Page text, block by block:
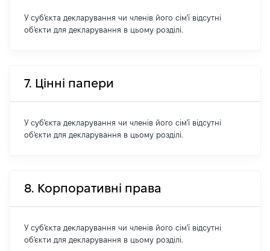
У суб'єкта декларування чи членів його сім'ї відсутні
об'єкти для декларування в цьому розділі.
7. Цінні папери
У суб'єкта декларування чи членів його сім'ї відсутні
об'єкти для декларування в цьому розділі.
8. Корпоративні права
У суб'єкта декларування чи членів його сім'ї відсутні
об'єкти для декларування в цьому розділі.